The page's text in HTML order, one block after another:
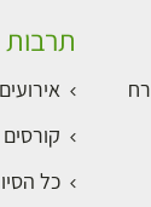
תרבות
קורסים
כל